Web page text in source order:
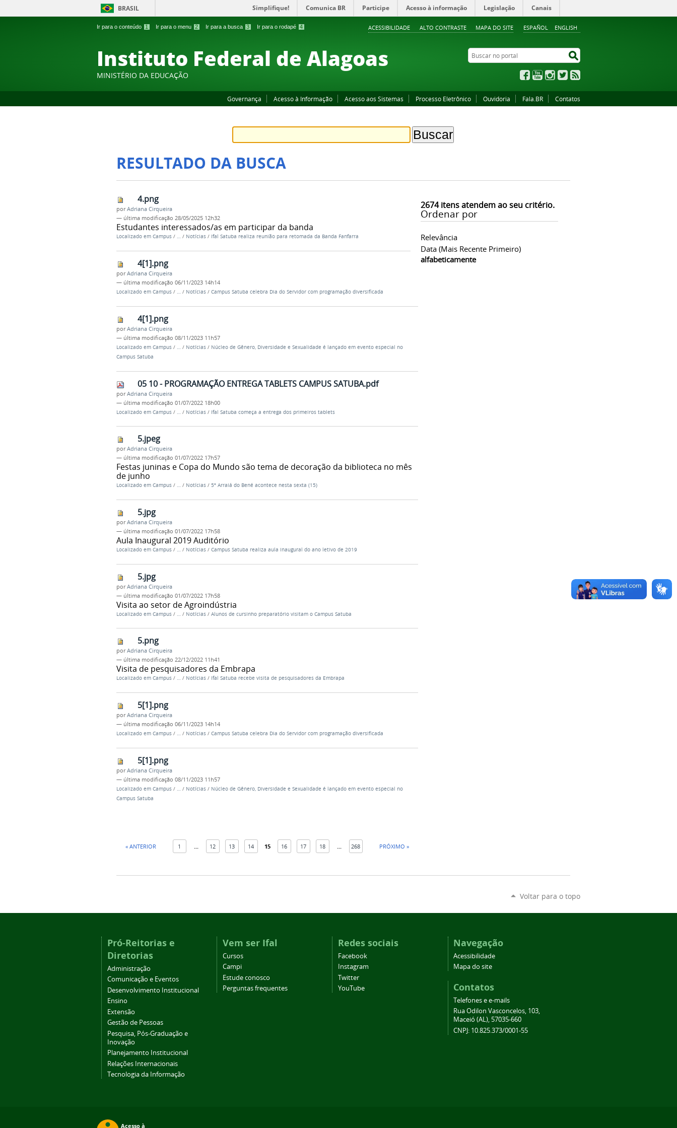
Ir para o conteúdo 1 Ir para o menu 2 Ir para a busca 3 Ir para o rodapé 4 ESPAÑOL ENGLISH
ACESSIBILIDADE ALTO CONTRASTE MAPA DO SITE
BRASIL Simplifique! Comunica BR Participe Acesso à informação Legislação Canais
Instituto Federal de Alagoas
MINISTÉRIO DA EDUCAÇÃO
Buscar no portal
FacebookYouTubeInstagram
Twitter
Governança Acesso à Informação Acesso aos Sistemas Processo Eletrônico Ouvidoria Fala.BR Contatos
RESULTADO DA BUSCA
2674itens atendem ao seu critério.
Ordenar por
Relevância
Data (mais Recente Primeiro)
alfabeticamente
4.png
porAdriana Cirqueira
— última modificação 28/05/2025 12h32
Estudantes interessados/as em participar da banda
Localizado em Campus / … / Notícias / Ifal Satuba realiza reunião para retomada da Banda Fanfarra
4[1].png
porAdriana Cirqueira
— última modificação 06/11/2023 14h14
Localizado em Campus / … / Notícias / Campus Satuba celebra Dia do Servidor com programação diversificada
4[1].png
porAdriana Cirqueira
— última modificação 08/11/2023 11h57
Localizado em Campus / … / Notícias / Núcleo de Gênero, Diversidade e Sexualidade é lançado em evento especial no
Campus Satuba
05 10 - PROGRAMAÇÃO ENTREGA TABLETS CAMPUS SATUBA.pdf
porAdriana Cirqueira
— última modificação 01/07/2022 18h00
Localizado em Campus / / Notícias / Ifal Satuba começa a entrega dos primeiros tablets
5.jpeg
porAdriana Cirqueira
— última modificação 01/07/2022 17h57
Festas juninas e Copa do Mundo são tema de decoração da biblioteca no mês
de junho
Localizado em Campus / … / Notícias / 5º Arraiá do Bené acontece nesta sexta (15)
5.jpg
porAdriana Cirqueira
— última modificação 01/07/2022 17h58
Aula Inaugural 2019 Auditório
Localizado em Campus / … / Notícias / Campus Satuba realiza aula inaugural do ano letivo de 2019
5.jpg
porAdriana Cirqueira
— última modificação 01/07/2022 17h58
Visita ao setor de Agroindústria
Localizado em Campus / … / Notícias / Alunos de cursinho preparatório visitam o Campus Satuba
5.png
porAdriana Cirqueira
— última modificação 22/12/2022 11h41
Visita de pesquisadores da Embrapa
Localizado em Campus / … / Notícias / Ifal Satuba recebe visita de pesquisadores da Embrapa
5[1].png
porAdriana Cirqueira
— última modificação 06/11/2023 14h14
Localizado em Campus / … / Notícias / Campus Satuba celebra Dia do Servidor com programação diversificada
5[1].png
porAdriana Cirqueira
— última modificação 08/11/2023 11h57
Localizado em Campus / … / Notícias / Núcleo de Gênero, Diversidade e Sexualidade é lançado em evento especial no
Campus Satuba
« ANTERIOR 1 12 13 14 15 16 17 18 268 PRÓXIMO »
Voltar para o topo
Pró-Reitorias e
Diretorias
Administração
Comunicação e Eventos
Desenvolvimento Institucional
Ensino
Extensão
Gestão de Pessoas
Pesquisa, Pós-Graduação e
Inovação
Planejamento Institucional
Relações Internacionais
Tecnologia da Informação
Vem ser Ifal
Cursos
Campi
Estude conosco
Perguntas frequentes
Redes sociais
Facebook
Instagram
Twitter
YouTube
Navegação
Acessibilidade
Mapa do site
Contatos
Telefones e e-mails
Rua Odilon Vasconcelos, 103,
Maceió (AL), 57035-660
CNPJ: 10.825.373/0001-55